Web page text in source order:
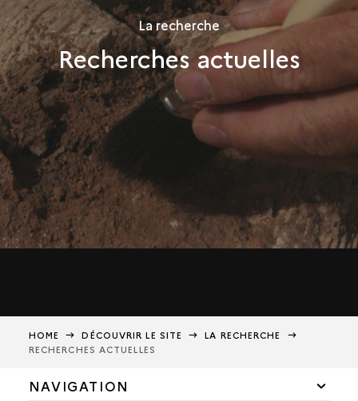
COLLECTION
La recherche
Recherches actuelles
HOME DÉCOUVRIR LE SITE
LA RECHERCHE
RECHERCHES ACTUELLES
NAVIGATION